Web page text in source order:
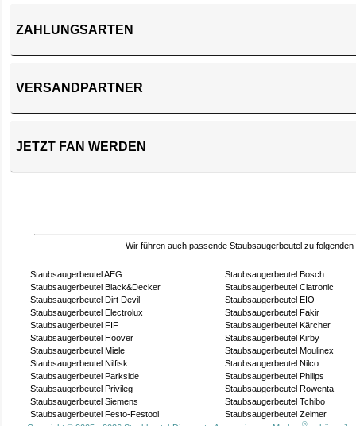
ZAHLUNGSARTEN
VERSANDPARTNER
JETZT FAN WERDEN
Wir führen auch passende Staubsaugerbeutel zu folgenden
Staubsaugerbeutel AEG
Staubsaugerbeutel Bosch
Staubsaugerbeutel Black&Decker
Staubsaugerbeutel Clatronic
Staubsaugerbeutel Dirt Devil
Staubsaugerbeutel EIO
Staubsaugerbeutel Electrolux
Staubsaugerbeutel Fakir
Staubsaugerbeutel FIF
Staubsaugerbeutel Kärcher
Staubsaugerbeutel Hoover
Staubsaugerbeutel Kirby
Staubsaugerbeutel Miele
Staubsaugerbeutel Moulinex
Staubsaugerbeutel Nilfisk
Staubsaugerbeutel Nilco
Staubsaugerbeutel Parkside
Staubsaugerbeutel Philips
Staubsaugerbeutel Privileg
Staubsaugerbeutel Rowenta
Staubsaugerbeutel Siemens
Staubsaugerbeutel Tchibo
Staubsaugerbeutel Festo-Festool
Staubsaugerbeutel Zelmer
®